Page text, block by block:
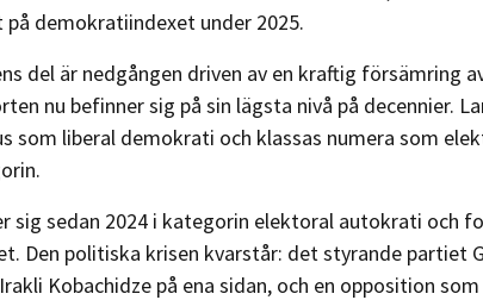
demokratiindexet under 2025.
del är nedgången driven av en kraftig försämring
nu befinner sig på sin lägsta nivå på decennier.
som liberal demokrati och klassas numera som
sig sedan 2024 i kategorin elektoral autokrati och
Den politiska krisen kvarstår: det styrande partiet
Kobachidze på ena sidan, och en opposition